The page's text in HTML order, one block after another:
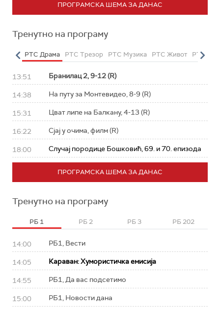
ПРОГРАМСКА ШЕМА ЗА ДАНАС
Тренутно на програму
РТС Драма РТС Трезор РТС Музика РТС Живот РТС
13:51 Бранилац 2, 9-12 (R)
14:38 На путу за Монтевидео, 8-9 (R)
15:31 Цват липе на Балкану, 4-13 (R)
16:22 Сјај у очима, филм (R)
18:00 Случај породице Бошковић, 69. и 70. епизода
ПРОГРАМСКА ШЕМА ЗА ДАНАС
Тренутно на програму
РБ 1 РБ 2 РБ 3 РБ 202
14:00 РБ1, Вести
14:05 Караван: Хумористичка емисија
14:55 РБ1, Да вас подсетимо
15:00 РБ1, Новости дана